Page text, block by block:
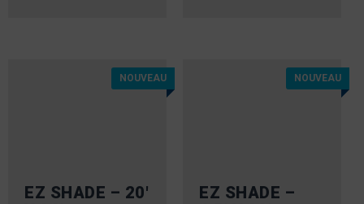
NOUVEAU
EZ SHADE – 20′
NOUVEAU
EZ SHADE –